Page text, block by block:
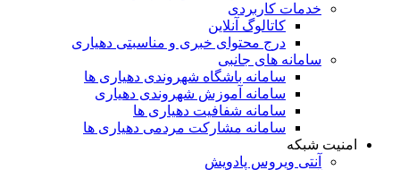
خدمات کاربردی
کاتالوگ آنلاین
درج محتوای خبری و مناسبتی دهیاری
سامانه های جانبی
سامانه باشگاه شهروندی دهیاری ها
سامانه آموزش شهروندی دهیاری
سامانه شفافیت دهیاری ها
سامانه مشارکت مردمی دهیاری ها
امنیت شبکه
آنتی ویروس پادویش